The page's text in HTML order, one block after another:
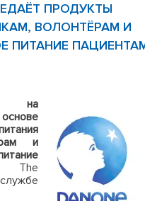
ПРОДУКТЫ
ВОЛОНТЁРАМ И
ПИТАНИЕ
на
и
The